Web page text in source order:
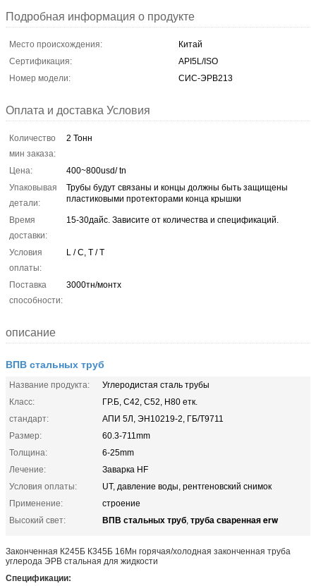
Подробная информация о продукте
Место происхождения:
Китай
Сертификация:
API5L/ISO
Номер модели:
СИС-ЭРВ213
Оплата и доставка Условия
Количество
мин заказа:
2 Тонн
Цена:
400~800usd/ tn
Упаковывая
детали:
Трубы будут связаны и концы должны быть защищены
пластиковыми протекторами конца крышки
Время
доставки:
15-30дайс. Зависите от количества и спецификаций.
Условия
оплаты:
L / C, T / T
Поставка
способности:
3000тн/монтх
описание
ВПВ стальных труб
Название продукта:
Углеродистая сталь трубы
Класс:
ГР.Б, С42, С52, Н80 етк.
стандарт:
АПИ 5Л, ЭН10219-2, ГБ/Т9711
Размер:
60.3-711mm
Толщина:
6-25mm
Лечение:
Заварка HF
Условия оплаты:
UT, давление воды, рентгеновский снимок
Применение:
строение
Высокий свет:
ВПВ стальных труб, труба сваренная erw
Законченная К245Б К345Б 16Мн горячая/холодная законченная труба
углерода ЭРВ стальная для жидкости
Спецификации: